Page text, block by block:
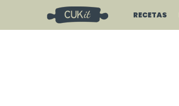
RECETAS